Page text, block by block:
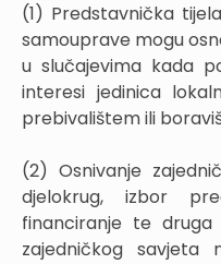
(1) Predstavnička
samouprave mogu
u slučajevima kada
interesi jedinica
prebivalištem ili
(2) Osnivanje
djelokrug, izbor
financiranje te
zajedničkog savjeta